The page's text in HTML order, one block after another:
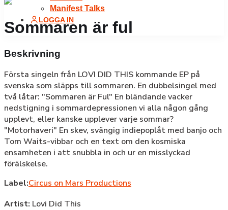
Manifest Talks
LOGGA IN
Sommaren är ful
Beskrivning
Första singeln från LOVI DID THIS kommande EP på
svenska som släpps till sommaren. En dubbelsingel med
två låtar: "Sommaren är Ful" En bländande vacker
nedstigning i sommardepressionen vi alla någon gång
upplevt, eller kanske upplever varje sommar?
"Motorhaveri" En skev, svängig indiepoplåt med banjo och
Tom Waits-vibbar och en text om den kosmiska
ensamheten i att snubbla in och ur en misslyckad
förälskelse.
Label:Circus on Mars Productions
Artist: Lovi Did This